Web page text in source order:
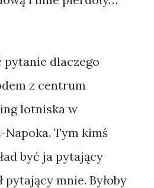
pytanie dlaczego
z centrum
lotniska w
Tym kimś
być ja pytający
pytający mnie. Byłoby